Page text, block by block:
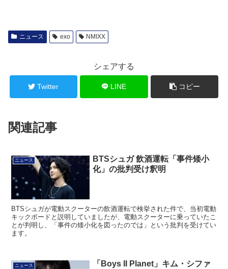
ニュース exo NMIXX
シェアする
Twitter LINE コピー
関連記事
ニュース
BTSシュガ 飲酒運転「事件矮小
化」の批判受け釈明
BTSシュガが電動スクーターの飲酒運転で検挙された件で、当初電動
キックボードと説明していましたが、電動スクーターに乗っていたこ
とが判明し、「事件の矮小化を図ったのでは」という批判を受けてい
ます。
ニュース
「Boys II Planet」キム・シファ